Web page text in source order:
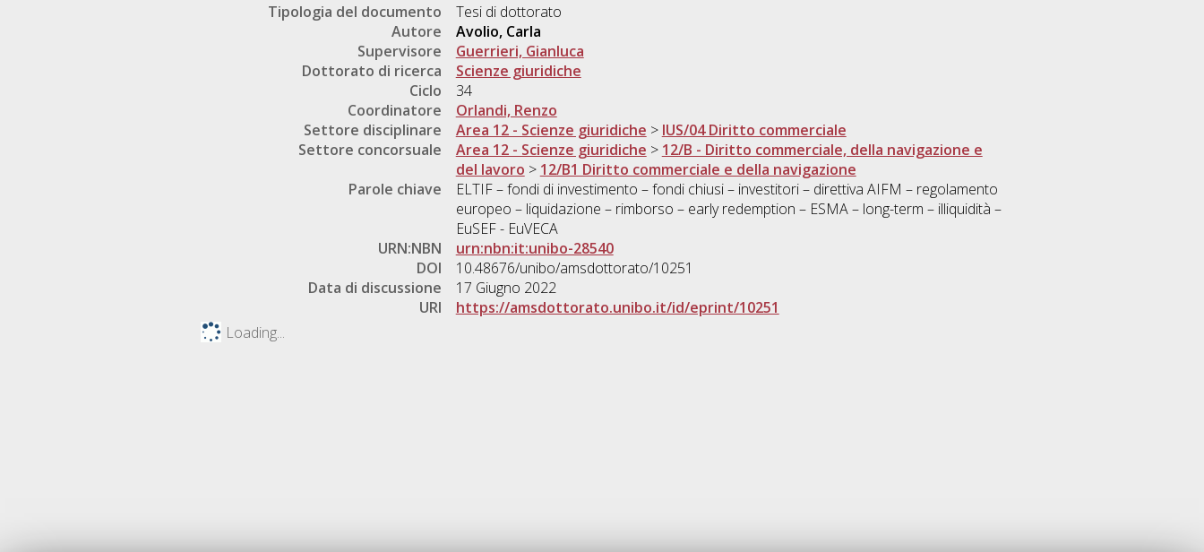
Tipologia del documento
Tesi di dottorato
Autore
Avolio, Carla
Supervisore
Guerrieri, Gianluca
Dottorato di ricerca
Scienze giuridiche
Ciclo
34
Coordinatore
Orlandi, Renzo
Settore disciplinare
Area 12 - Scienze giuridiche > IUS/04 Diritto commerciale
Settore concorsuale
Area 12 - Scienze giuridiche > 12/B - Diritto commerciale, della navigazione e
del lavoro > 12/B1 Diritto commerciale e della navigazione
Parole chiave
ELTIF – fondi di investimento – fondi chiusi – investitori – direttiva AIFM – regolamento
europeo – liquidazione – rimborso – early redemption – ESMA – long-term – illiquidità –
EuSEF - EuVECA
URN:NBN
urn:nbn:it:unibo-28540
DOI
10.48676/unibo/amsdottorato/10251
Data di discussione
17 Giugno 2022
URI
https://amsdottorato.unibo.it/id/eprint/10251
Loading...